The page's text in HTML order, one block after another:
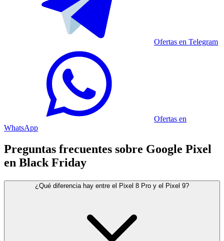
Ofertas en Telegram
Ofertas en
WhatsApp
Preguntas frecuentes sobre Google Pixel
en Black Friday
¿Qué diferencia hay entre el Pixel 8 Pro y el Pixel 9?